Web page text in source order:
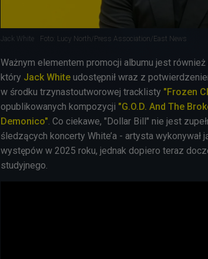
Jack White Foto: Lucy North/Press Association/East News
Ważnym elementem promocji albumu jest
który Jack White udostępnił wraz z
w środku trzynastoutworowej tracklisty "Frozen
opublikowanych kompozycji "G.O.D. And The
Demonico". Co ciekawe, "Dollar Bill" nie jest
śledzących koncerty White’a - artysta wykonywał
występów w 2025 roku, jednak dopiero teraz
studyjnego.